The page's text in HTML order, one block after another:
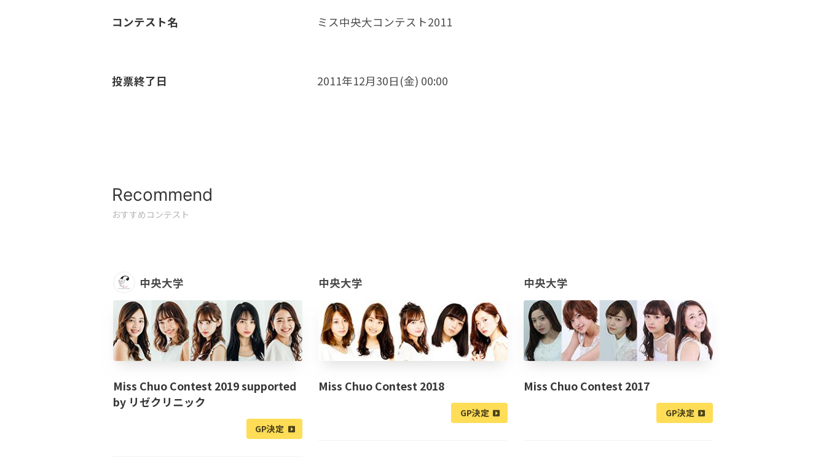
コンテスト名 ミス中央大コンテスト2011
投票終了日 2011年12月30日(金) 00:00
Recommend
おすすめコンテスト
中央大学
Miss Chuo Contest 2019 supported
by リゼクリニック
GP決定
中央大学
Miss Chuo Contest 2018
GP決定
中央大学
Miss Chuo Contest 2017
GP決定